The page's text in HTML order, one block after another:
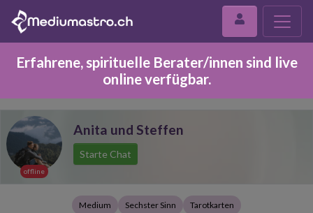
Erfahrene, spirituelle Berater/innen sind live
online verfügbar.
offline
Anita und Steffen
Starte Chat
Medium Sechster Sinn Tarotkarten